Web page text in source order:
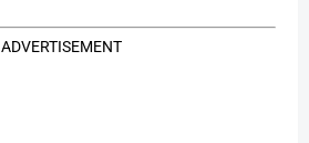
ADVERTISEMENT